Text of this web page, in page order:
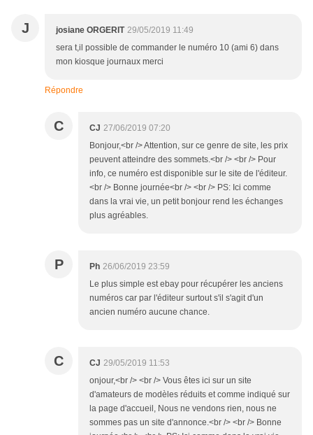
J josiane ORGERIT 29/05/2019 11:49
sera t,il possible de commander le numéro 10 (ami 6) dans
mon kiosque journaux merci
Répondre
C CJ 27/06/2019 07:20
Bonjour,<br /> Attention, sur ce genre de site, les prix
peuvent atteindre des sommets.<br /> <br /> Pour
info, ce numéro est disponible sur le site de l'éditeur.
<br /> Bonne journée<br /> <br /> PS: Ici comme
dans la vrai vie, un petit bonjour rend les échanges
plus agréables.
P Ph 26/06/2019 23:59
Le plus simple est ebay pour récupérer les anciens
numéros car par l'éditeur surtout s'il s'agit d'un
ancien numéro aucune chance.
C CJ 29/05/2019 11:53
onjour,<br /> <br /> Vous êtes ici sur un site
d'amateurs de modèles réduits et comme indiqué sur
la page d'accueil, Nous ne vendons rien, nous ne
sommes pas un site d'annonce.<br /> <br /> Bonne